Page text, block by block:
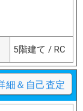
5階建て / RC
細＆自己査定